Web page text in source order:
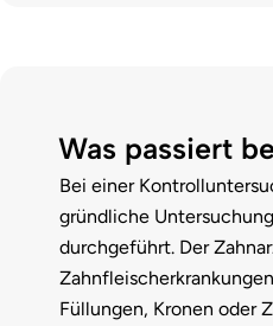
Was passiert
Bei einer
gründliche
durchgeführt. Der
Füllungen, Kronen oder